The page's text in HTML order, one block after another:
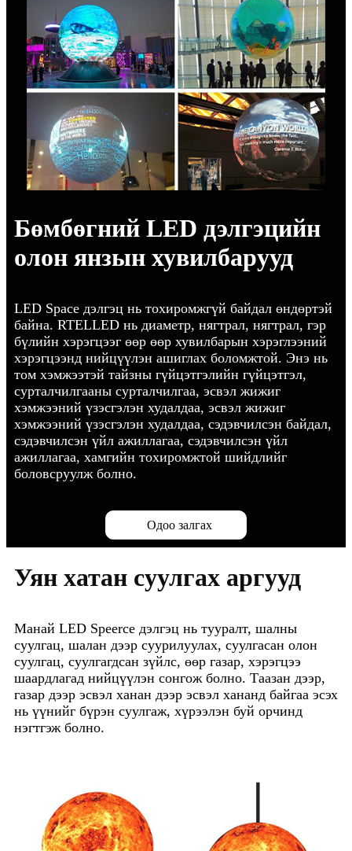
Бөмбөгний LED дэлгэцийн
олон янзын хувилбарууд
LED Space дэлгэц нь тохиромжгүй байдал өндөртэй
байна. RTELLED нь диаметр, нягтрал, нягтрал, гэр
бүлийн хэрэгцээг өөр өөр хувилбарын хэрэглээний
хэрэгцээнд нийцүүлэн ашиглах боломжтой. Энэ нь
том хэмжээтэй тайзны гүйцэтгэлийн гүйцэтгэл,
сурталчилгааны сурталчилгаа, эсвэл жижиг
хэмжээний үзэсгэлэн худалдаа, эсвэл жижиг
хэмжээний үзэсгэлэн худалдаа, сэдэвчилсэн байдал,
сэдэвчилсэн үйл ажиллагаа, сэдэвчилсэн үйл
ажиллагаа, хамгийн тохиромжтой шийдлийг
боловсруулж болно.
Одоо залгах
Уян хатан суулгах аргууд
Манай LED Speerce дэлгэц нь тууралт, шалны
суулгац, шалан дээр суурилуулах, суулгасан олон
суулгац, суулгагдсан зүйлс, өөр газар, хэрэгцээ
шаардлагад нийцүүлэн сонгож болно. Таазан дээр,
газар дээр эсвэл ханан дээр эсвэл хананд байгаа эсэх
нь үүнийг бүрэн суулгаж, хүрээлэн буй орчинд
нэгтгэж болно.